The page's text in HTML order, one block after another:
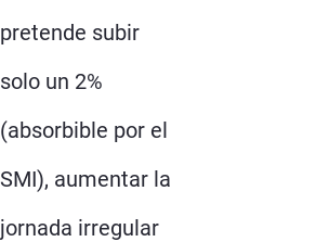
pretende subir
solo un 2%
(absorbible por el
SMI), aumentar la
jornada irregular